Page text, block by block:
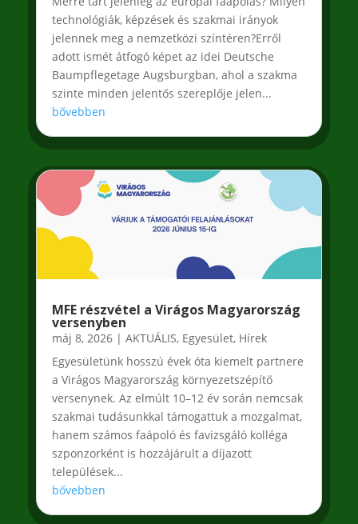
technológiák, képzések és szakmai irányok
jelennek meg a nemzetközi színtéren?Erről
adott ismét átfogó képet az idei Deutsche
Baumpflegetage Augsburgban, ahol a szakma
szinte minden jelentős szereplője jelen...
bővebben
MFE részvétel a Virágos Magyarország
versenyben
máj 8, 2026| AKTUÁLIS, Egyesület, Hírek
Egyesületünk hosszú évek óta kiemelt partnere
a Virágos Magyarország környezetszépítő
versenynek. Az elmúlt 10–12 év során nemcsak
szakmai tudásunkkal támogattuk a mozgalmat,
hanem számos faápoló és favizsgáló kolléga
szponzorként is hozzájárult a díjazott
települések...
bővebben